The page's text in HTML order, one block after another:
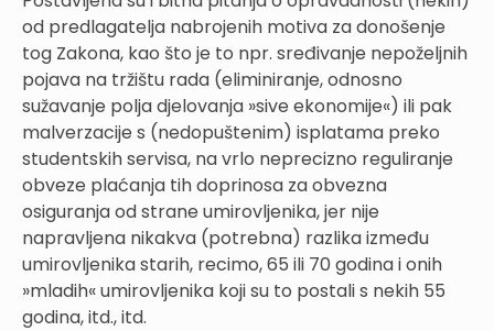
od predlagatelja nabrojenih motiva za donošenje
tog Zakona, kao što je to npr. sređivanje nepoželjnih
pojava na tržištu rada (eliminiranje, odnosno
sužavanje polja djelovanja »sive ekonomije«) ili pak
malverzacije s (nedopuštenim) isplatama preko
studentskih servisa, na vrlo neprecizno reguliranje
obveze plaćanja tih doprinosa za obvezna
osiguranja od strane umirovljenika, jer nije
napravljena nikakva (potrebna) razlika između
umirovljenika starih, recimo, 65 ili 70 godina i onih
»mladih« umirovljenika koji su to postali s nekih 55
godina, itd., itd.